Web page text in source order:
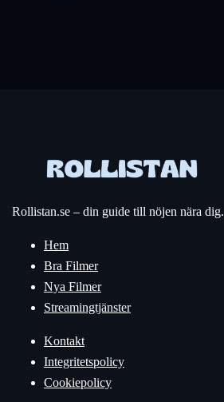
Rollistan.se – din guide till nöjen nära dig.
Hem
Bra Filmer
Nya Filmer
Streamingtjänster
Kontakt
Integritetspolicy
Cookiepolicy